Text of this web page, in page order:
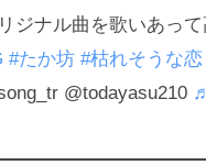
ジナル曲を歌いあって
#たか坊 #枯れそうな恋
@todayasu210